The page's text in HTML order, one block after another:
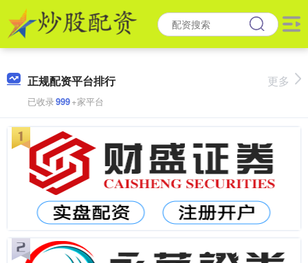
正规配资平台排行
已收录999+家平台
更多